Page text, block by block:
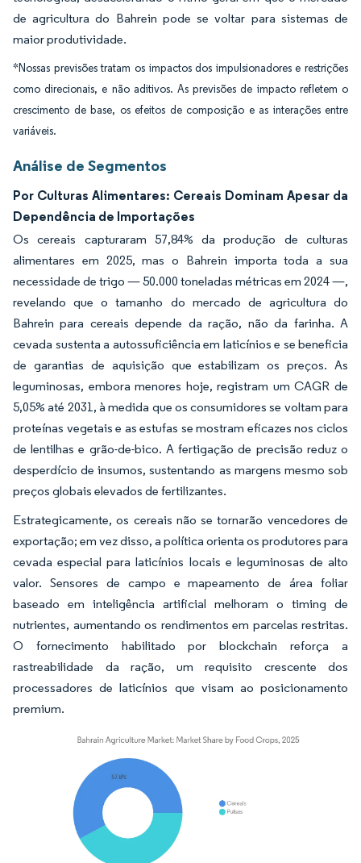
de agricultura do Bahrein pode se voltar para sistemas de
maior produtividade.
*Nossas previsões tratam os impactos dos impulsionadores e restrições
como direcionais, e não aditivos. As previsões de impacto refletem o
crescimento de base, os efeitos de composição e as interações entre
variáveis.
Análise de Segmentos
Por Culturas Alimentares: Cereais Dominam Apesar da
Dependência de Importações
Os cereais capturaram 57,84% da produção de culturas
alimentares em 2025, mas o Bahrein importa toda a sua
necessidade de trigo — 50.000 toneladas métricas em 2024 —,
revelando que o tamanho do mercado de agricultura do
Bahrein para cereais depende da ração, não da farinha. A
cevada sustenta a autossuficiência em laticínios e se beneficia
de garantias de aquisição que estabilizam os preços. As
leguminosas, embora menores hoje, registram um CAGR de
5,05% até 2031, à medida que os consumidores se voltam para
proteínas vegetais e as estufas se mostram eficazes nos ciclos
de lentilhas e grão-de-bico. A fertigação de precisão reduz o
desperdício de insumos, sustentando as margens mesmo sob
preços globais elevados de fertilizantes.
Estrategicamente, os cereais não se tornarão vencedores de
exportação; em vez disso, a política orienta os produtores para
cevada especial para laticínios locais e leguminosas de alto
valor. Sensores de campo e mapeamento de área foliar
baseado em inteligência artificial melhoram o timing de
nutrientes, aumentando os rendimentos em parcelas restritas.
O fornecimento habilitado por blockchain reforça a
rastreabilidade da ração, um requisito crescente dos
processadores de laticínios que visam ao posicionamento
premium.